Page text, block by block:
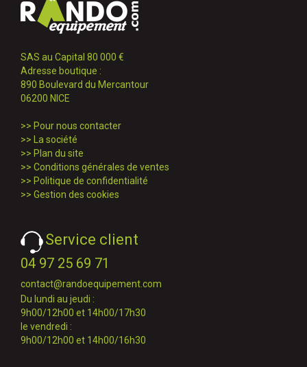
SAS au Capital 80 000 €
Adresse boutique :
890 Boulevard du Mercantour
06200 NICE
>> Pour nous contacter
>>
La société
>> Plan du site
>> Conditions générales de ventes
>> Politique de confidentialité
>> Gestion des cookies
Service client
04 97 25 69 71
contact@randoequipement.com
Du lundi au jeudi :
9h00/12h00 et 14h00/17h30
le vendredi :
9h00/12h00 et 14h00/16h30